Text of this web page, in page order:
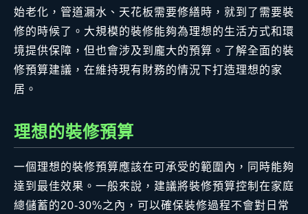
始老化，管道漏水、天花板需要修繕時，就到了需要裝
修的時候了。大規模的裝修能夠為理想的生活方式和環
境提供保障，但也會涉及到龐大的預算。了解全面的裝
修預算建議，在維持現有財務的情況下打造理想的家
居。
理想的裝修預算
一個理想的裝修預算應該在可承受的範圍內，同時能夠
達到最佳效果。一般來說，建議將裝修預算控制在家庭
總儲蓄的20-30%之內，可以確保裝修過程不會對日常